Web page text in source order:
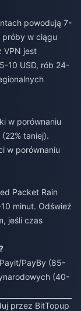
powodują 7-
próby w ciągu
VPN jest
10 USD, rób 24-
w porównaniu
taniej).
w porównaniu
Packet Rain
minut. Odśwież
jeśli czas
PayBy (85-
(40-
przez BitTopup